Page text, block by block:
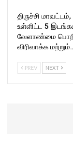
திருச்சி மாவட்டம்,
உள்ளிட்ட 5
வேளாண்மை
விரிவாக்க
PREV NEXT